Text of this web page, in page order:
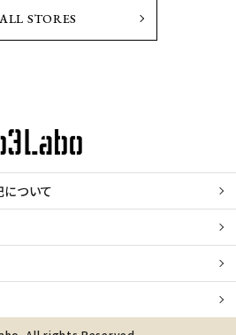
ALL STORES
ついて